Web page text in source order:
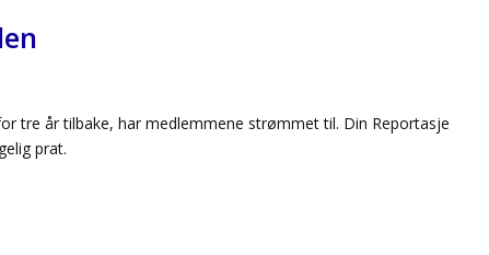
tre år tilbake, har medlemmene strømmet til. Din Reportasje
prat.